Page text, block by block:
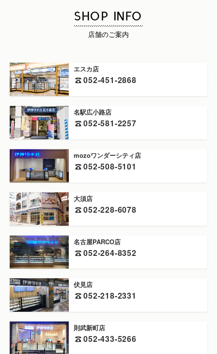
SHOP INFO
店舗のご案内
エスカ店
052-451-2868
名駅広小路店
052-581-2257
mozoワンダーシティ店
052-508-5101
大須店
052-228-6078
名古屋PARCO店
052-264-8352
伏見店
052-218-2331
則武新町店
052-433-5266